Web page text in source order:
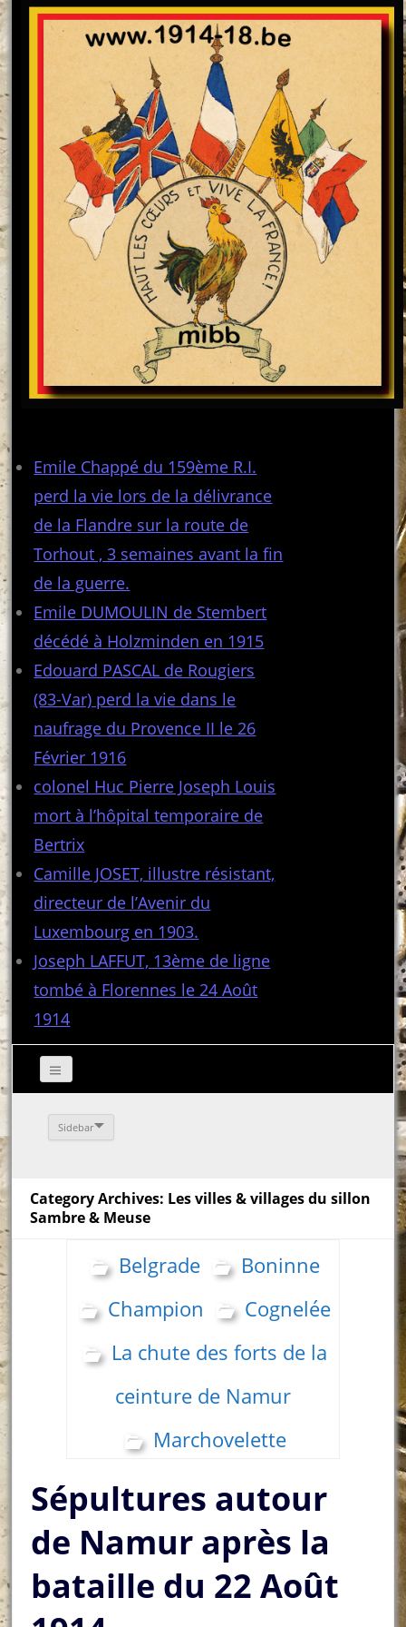
Emile Chappé du 159ème R.I.
perd la vie lors de la délivrance
de la Flandre sur la route de
Torhout , 3 semaines avant la fin
de la guerre.
Emile DUMOULIN de Stembert
décédé à Holzminden en 1915
Edouard PASCAL de Rougiers
(83-Var) perd la vie dans le
naufrage du Provence II le 26
Février 1916
colonel Huc Pierre Joseph Louis
mort à l’hôpital temporaire de
Bertrix
Camille JOSET, illustre résistant,
directeur de l’Avenir du
Luxembourg en 1903.
Joseph LAFFUT, 13ème de ligne
tombé à Florennes le 24 Août
1914
Sidebar
Category Archives: Les villes & villages du sillon
Sambre & Meuse
Belgrade
Boninne
Champion
Cognelée
La chute des forts de la
ceinture de Namur
Marchovelette
Sépultures autour
de Namur après la
bataille du 22 Août